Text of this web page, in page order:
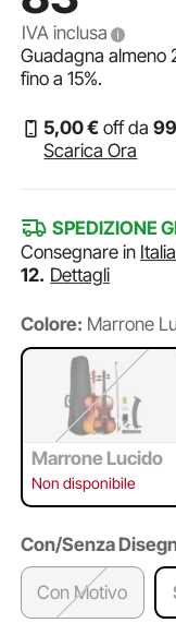
IVA inclusa
Guadagna almeno
fino a15%.
5,00€ off da99
Scarica Ora
SPEDIZIONE
Consegnare in Italia
12. Dettagli
Colore: Marrone
Marrone Lucido
Non disponibile
Con/Senza
Con Motivo